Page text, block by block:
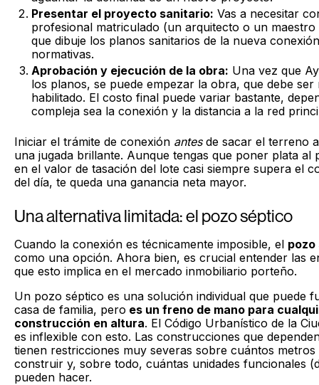
Presentar el proyecto sanitario: Vas a necesitar
profesional matriculado (un arquitecto o un
que dibuje los planos sanitarios de la nueva
normativas.
Aprobación y ejecución de la obra: Una vez que
los planos, se puede empezar la obra, que debe
habilitado. El costo final puede variar bastante,
compleja sea la conexión y la distancia a la red
Iniciar el trámite de conexión antesde sacar el terreno
una jugada brillante. Aunque tengas que poner plata al
en el valor de tasación del lote casi siempre supera el
del día, te queda una ganancia neta mayor.
Una alternativa limitada: el pozo séptico
Cuando la conexión es técnicamente imposible, el
como una opción. Ahora bien, es crucial entender las
que esto implica en el mercado inmobiliario porteño.
Un pozo séptico es una solución individual que puede
casa de familia, pero es un freno de mano para
construcción en altura. El Código Urbanístico de la
es inflexible con esto. Las construcciones que
tienen restricciones muy severas sobre cuántos
construir y, sobre todo, cuántas unidades funcionales
pueden hacer.